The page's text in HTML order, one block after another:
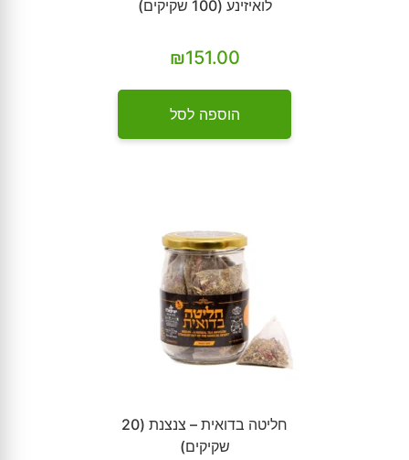
לואיזינע (100 שקיקים)
₪151.00
הוספה לסל
חליטה בדואית – צנצנת (20
שקיקים)